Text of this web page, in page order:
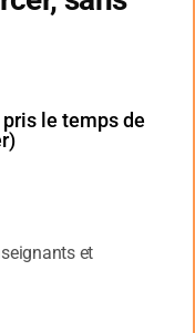
un travail ou un
terminer.
leur faire
l’apprentissage,
pris le temps de
et